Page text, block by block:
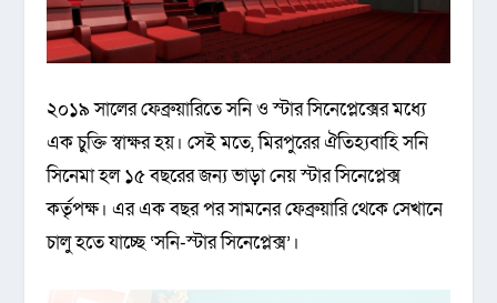
২০১৯ সালের ফেব্রুয়ারিতে সনি ও স্টার সিনেপ্লেক্সের মধ্যে
এক চুক্তি স্বাক্ষর হয়। সেই মতে, মিরপুরের ঐতিহ্যবাহি সনি
সিনেমা হল ১৫ বছরের জন্য ভাড়া নেয় স্টার সিনেপ্লেক্স
কর্তৃপক্ষ। এর এক বছর পর সামনের ফেব্রুয়ারি থেকে সেখানে
চালু হতে যাচ্ছে ‘সনি-স্টার সিনেপ্লেক্স’।